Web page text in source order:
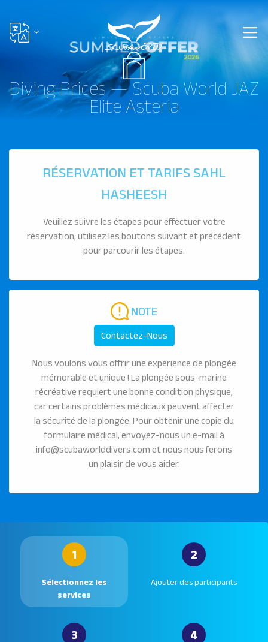
Diving Prices — Scuba World JAZ
Elite Asteria
RÉSERVATION ET TARIFS SAHL
HASHEESH
Veuillez suivre les étapes pour effectuer votre
réservation, utilisez les boutons suivant et précédent
pour parcourir les étapes.
NOTE
Contactez-Nous
Nous voulons vous offrir une expérience de plongée
mémorable et unique ! La plongée sous-marine
récréative requiert une bonne condition physique,
car certains problèmes médicaux peuvent affecter
la sécurité de la plongée. Pour obtenir une copie du
formulaire médical, envoyez-nous un e-mail à
info@scubaworlddivers.com et nous nous ferons
un plaisir de vous aider.
1
Sélectionnez les
services
2
Ajouter des participants
3 4